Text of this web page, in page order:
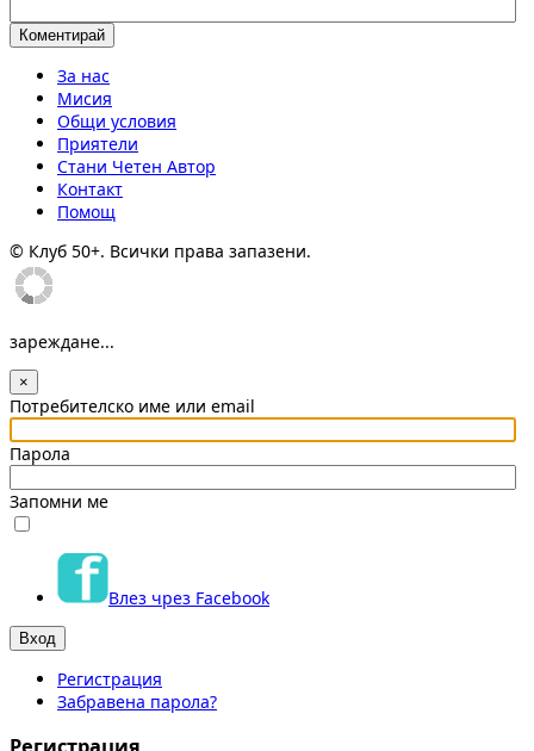
За нас
Мисия
Общи условия
Приятели
Стани Четен Автор
Контакт
Помощ
© Клуб 50+. Всички права запазени.
зареждане...
×
Потребителско име или email
Парола
Запомни ме
Влез чрез Facebook
Регистрация
Забравена парола?
Регистрация